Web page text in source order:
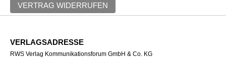
VERTRAG WIDERRUFEN
VERLAGSADRESSE
RWS Verlag Kommunikationsforum GmbH & Co. KG